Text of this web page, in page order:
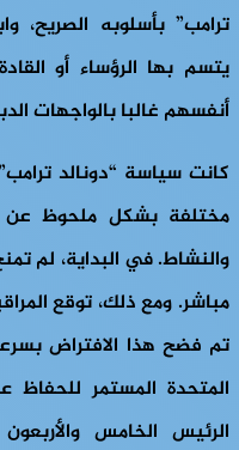
ترامب” بأسلوبه الصريح،
يتسم بها الرؤساء أو
أنفسهم غالبا بالواجهات
كانت سياسة “دونالد
مختلفة بشكل ملحوظ عن
والنشاط. في البداية، لم
مباشر. ومع ذلك، توقع
تم فضح هذا الافتراض
المتحدة المستمر
الرئيس الخامس